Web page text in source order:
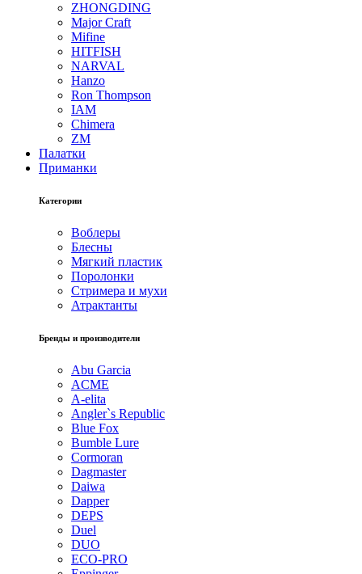
ZHONGDING
Major Craft
Mifine
HITFISH
NARVAL
Hanzo
Ron Thompson
IAM
Chimera
ZM
Палатки
Приманки
Категории
Воблеры
Блесны
Мягкий пластик
Поролонки
Стримера и мухи
Атрактанты
Бренды и производители
Abu Garcia
ACME
A-elita
Angler`s Republic
Blue Fox
Bumble Lure
Cormoran
Dagmaster
Daiwa
Dapper
DEPS
Duel
DUO
ECO-PRO